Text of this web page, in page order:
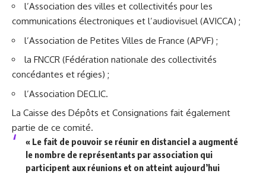
l’Association des villes et collectivités pour les
communications électroniques et l’audiovisuel (AVICCA) ;
l’Association de Petites Villes de France (APVF) ;
la FNCCR (Fédération nationale des collectivités
concédantes et régies) ;
l’Association DECLIC.
La Caisse des Dépôts et Consignations fait également
partie de ce comité.
« Le fait de pouvoir se réunir en distanciel a augmenté
le nombre de représentants par association qui
participent aux réunions et on atteint aujourd’hui